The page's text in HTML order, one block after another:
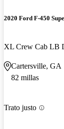
2020 Ford F-450
XL Crew Cab LB
Cartersville, GA
82 millas
Trato justo